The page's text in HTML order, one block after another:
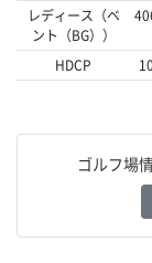
レディース（ベ
ント（BG））
HDCP 10
ゴルフ場